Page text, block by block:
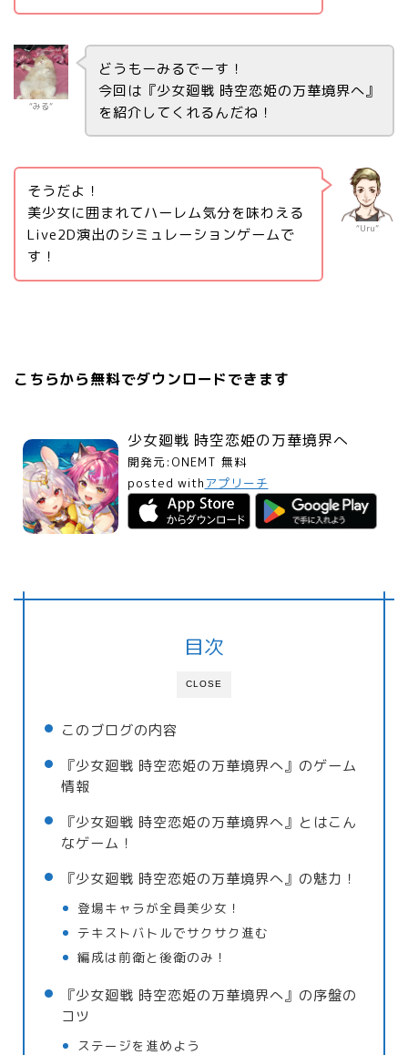
“みる”
どうもーみるでーす！
今回は『少女廻戦 時空恋姫の万華境界へ』
を紹介してくれるんだね！
“Uru”
そうだよ！
美少女に囲まれてハーレム気分を味わえる
Live2D演出のシミュレーションゲームで
す！
こちらから無料でダウンロードできます
少女廻戦 時空恋姫の万華境界へ
開発元: ONEMT 無料
posted with アプリーチ
CLOSE
目次
このブログの内容
『少女廻戦 時空恋姫の万華境界へ』のゲーム
情報
『少女廻戦 時空恋姫の万華境界へ』とはこん
なゲーム！
『少女廻戦 時空恋姫の万華境界へ』の魅力！
登場キャラが全員美少女！
テキストバトルでサクサク進む
編成は前衛と後衛のみ！
『少女廻戦 時空恋姫の万華境界へ』の序盤の
コツ
ステージを進めよう